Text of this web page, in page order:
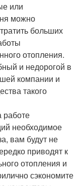
или
можно
больших
отопления.
и недорогой в
компании и
такого
работе
необходимое
вам будут не
приводят к
отопления и
сэкономите